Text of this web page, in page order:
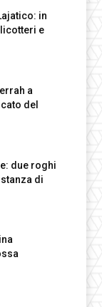
in
e
a
del
due roghi
di